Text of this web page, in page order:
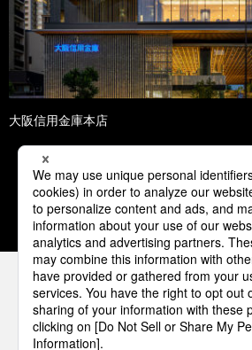
大阪信用金庫本店
1 2 3 4
パナソニックの電気設備